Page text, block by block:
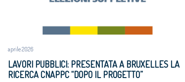
aprile 2026
LAVORI PUBBLICI: PRESENTATA A BRUXELLES LA
RICERCA CNAPPC “DOPO IL PROGETTO”